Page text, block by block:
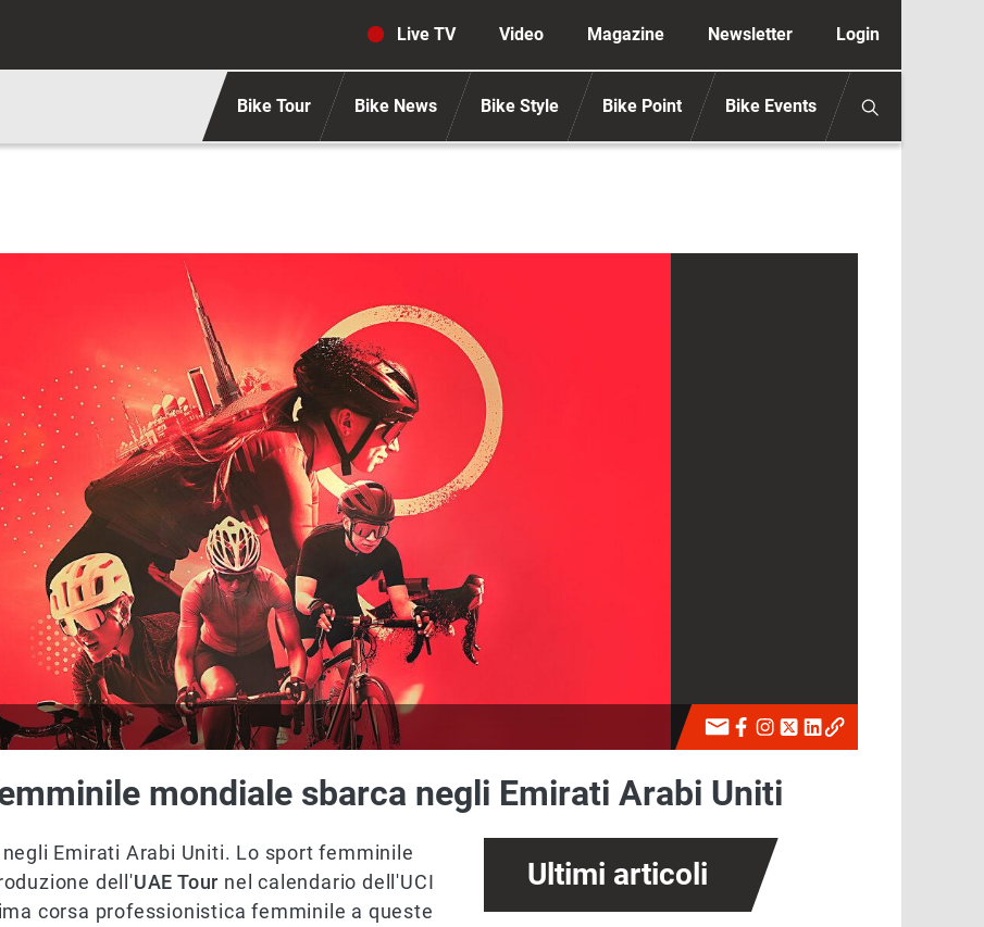
Navigazione secondaria anonimo
Live TV Video Magazine Newsletter Login
Bike Tour Bike News Bike Style Bike Point Bike Events
mondiale sbarca negli Emirati Arabi Uniti
Emirati Arabi Uniti. Lo sport femminile
dell'UAE Tour nel calendario dell'UCI
corsa professionistica femminile a queste
Ultimi articoli